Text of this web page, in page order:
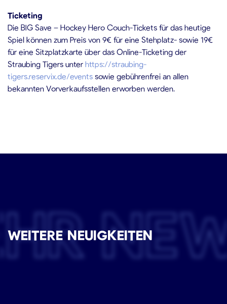
Ticketing
Die BIG Save – Hockey Hero Couch-Tickets für das heutige
Spiel können zum Preis von 9€ für eine Stehplatz- sowie 19€
für eine Sitzplatzkarte über das Online-Ticketing der
Straubing Tigers unter https://straubing-
tigers.reservix.de/events sowie gebührenfrei an allen
bekannten Vorverkaufsstellen erworben werden.
WEITERE NEUIGKEITEN